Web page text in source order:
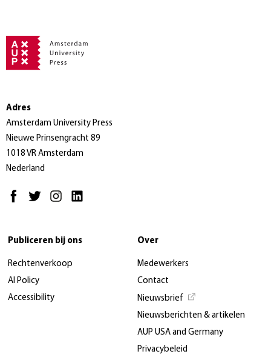
Adres
Amsterdam University Press
Nieuwe Prinsengracht 89
1018 VR Amsterdam
Nederland
Publiceren bij ons
Rechtenverkoop
AI Policy
Accessibility
Over
Medewerkers
Contact
Nieuwsbrief
Nieuwsberichten & artikelen
AUP USA and Germany
Privacybeleid